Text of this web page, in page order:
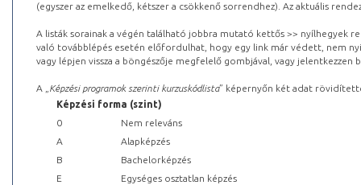
(egyszer az emelkedő, kétszer a csökkenő sorrendhez). Az aktuális
A listák sorainak a végén található jobbra mutató kettős >> nyílhegyek
való továbblépés esetén előfordulhat, hogy egy link már védett, nem
vagy lépjen vissza a böngészője megfelelő gombjával, vagy
A „ Képzési programok szerinti kurzuskódlista” képernyőn két adat
Képzési forma (szint)
0
Nem releváns
A
Alapképzés
B
Bachelorképzés
E
Egységes osztatlan képzés